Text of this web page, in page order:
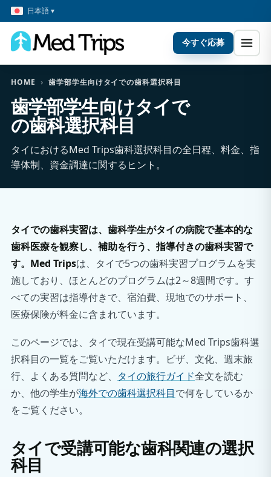
日本語 ▾
今すぐ応募
HOME › 歯学部学生向けタイでの歯科選択科目
歯学部学生向けタイで
の歯科選択科目
タイにおけるMed Trips歯科選択科目の全日程、料金、指
導体制、資金調達に関するヒント。
タイでの歯科実習は、歯科学生がタイの病院で基本的な
歯科医療を観察し、補助を行う、指導付きの歯科実習で
す。Med Tripsは、タイで5つの歯科実習プログラムを実
施しており、ほとんどのプログラムは2～8週間です。す
べての実習は指導付きで、宿泊費、現地でのサポート、
医療保険が料金に含まれています。
このページでは、タイで現在受講可能なMed Trips歯科選
択科目の一覧をご覧いただけます。ビザ、文化、週末旅
行、よくある質問など、 タイの旅行ガイド全文を読む
か、他の学生が海外での歯科選択科目で何をしているか
をご覧ください。
タイで受講可能な歯科関連の選択
科目